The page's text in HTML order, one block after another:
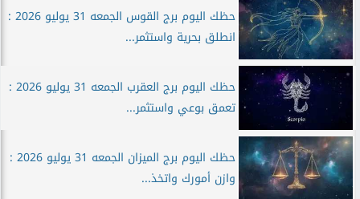
حظك اليوم برج القوس الجمعه 31 يوليو 2026 :
انطلق بحرية واستثمر...
حظك اليوم برج العقرب الجمعه 31 يوليو 2026 :
تعمق بوعي واستثمر...
حظك اليوم برج الميزان الجمعه 31 يوليو 2026 :
وازن أمورك واتخذ...